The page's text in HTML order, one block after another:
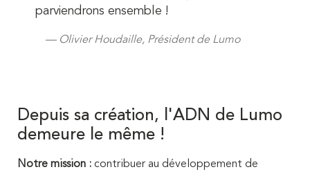
parviendrons ensemble !
Olivier Houdaille, Président de Lumo
Depuis sa création, l'ADN de Lumo
demeure le même !
Notre mission : contribuer au développement de